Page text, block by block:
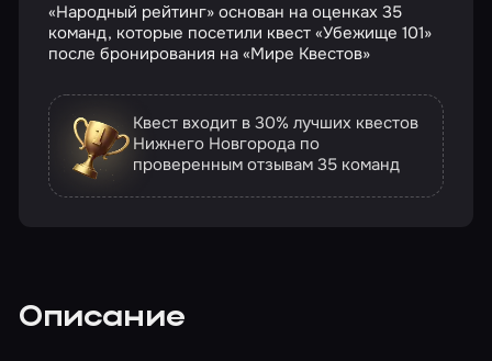
«Народный рейтинг» основан на оценках 35
команд, которые посетили квест «Убежище 101»
после бронирования на «Мире Квестов»
Квест входит в 30% лучших квестов
Нижнего Новгорода по
проверенным отзывам35 команд
Описание